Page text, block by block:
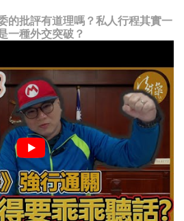
的批評有道理嗎？私人行程其實一
一種外交突破？